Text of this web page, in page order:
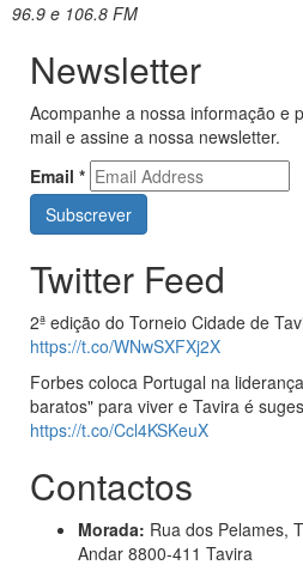
96.9 e 106.8 FM
Newsletter
Acompanhe a nossa informação e
mail e assine a nossa newsletter.
Email *
Twitter Feed
2ª edição do Torneio Cidade de
https://t.co/WNwSXFXj2X
Forbes coloca Portugal na
baratos" para viver e Tavira é
https://t.co/Ccl4KSKeuX
Contactos
Morada: Rua dos Pelames,
Andar 8800-411 Tavira